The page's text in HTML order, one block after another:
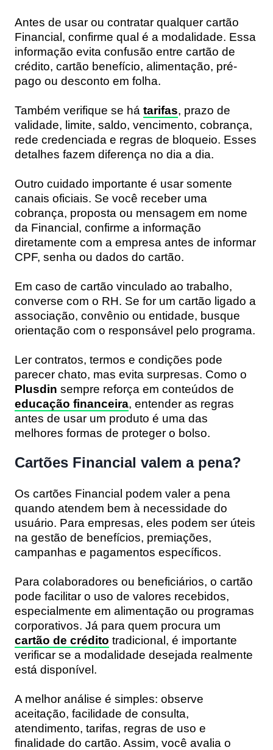
Antes de usar ou contratar qualquer cartão
Financial, confirme qual é a modalidade. Essa
informação evita confusão entre cartão de
crédito, cartão benefício, alimentação, pré-
pago ou desconto em folha.
Também verifique se há tarifas, prazo de
validade, limite, saldo, vencimento, cobrança,
rede credenciada e regras de bloqueio. Esses
detalhes fazem diferença no dia a dia.
Outro cuidado importante é usar somente
canais oficiais. Se você receber uma
cobrança, proposta ou mensagem em nome
da Financial, confirme a informação
diretamente com a empresa antes de informar
CPF, senha ou dados do cartão.
Em caso de cartão vinculado ao trabalho,
converse com o RH. Se for um cartão ligado a
associação, convênio ou entidade, busque
orientação com o responsável pelo programa.
Ler contratos, termos e condições pode
parecer chato, mas evita surpresas. Como o
Plusdin sempre reforça em conteúdos de
educação financeira, entender as regras
antes de usar um produto é uma das
melhores formas de proteger o bolso.
Cartões Financial valem a pena?
Os cartões Financial podem valer a pena
quando atendem bem à necessidade do
usuário. Para empresas, eles podem ser úteis
na gestão de benefícios, premiações,
campanhas e pagamentos específicos.
Para colaboradores ou beneficiários, o cartão
pode facilitar o uso de valores recebidos,
especialmente em alimentação ou programas
corporativos. Já para quem procura um
cartão de crédito tradicional, é importante
verificar se a modalidade desejada realmente
está disponível.
A melhor análise é simples: observe
aceitação, facilidade de consulta,
atendimento, tarifas, regras de uso e
finalidade do cartão. Assim, você avalia o